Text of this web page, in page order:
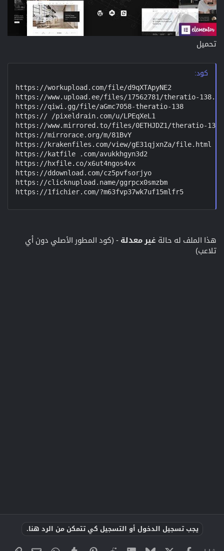
تحميل
كود:
https://workupload.com/file/d9qXTApyNE2
https://www.upload.ee/files/17562781/theratio-
https://qiwi.gg/file/aGmc7058-theratio-138
https:// /pixeldrain.com/u/LPEqXeL1
https://www.mirrored.to/files/0ETHJDZ1/theratio-
https://mirrorace.org/m/81BvY
https://krakenfiles.com/view/gE31qjxnZa/file.html
https://katfile .com/avukkhgyn3d2
https://hxfile.co/x6ut4ngos4vx
https://ddownload.com/cz5pvfsorjyo
https://clicknupload.name/ggrpcx0smzbm
https://1fichier.com/?m63fvp37wk7uf15mlfr5
هذا الملف له حالة غير معدلة - (كود المطور الأصلي دون أي
تلاعب)
يجب تسجيل الدخول أو التسجيل كي تتمكن من الرد هنا.